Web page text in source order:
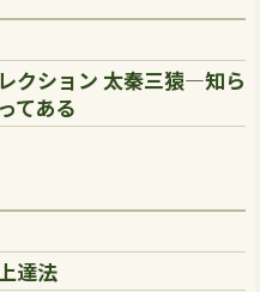
クション 太秦三猿―知ら
てある
達法